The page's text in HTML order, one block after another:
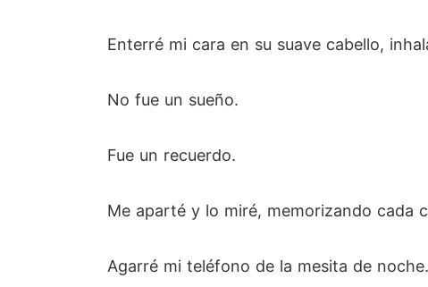
Enterré mi cara en su suave cabello,
No fue un sueño.
Fue un recuerdo.
Me aparté y lo miré, memorizando cada
Agarré mi teléfono de la mesita de noche.